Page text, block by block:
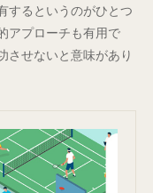
するというのがひとつ
アプローチも有用で
させないと意味があり